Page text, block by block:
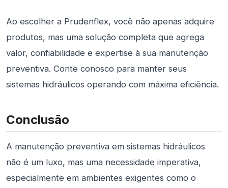
Ao escolher a Prudenflex, você não apenas adquire
produtos, mas uma solução completa que agrega
valor, confiabilidade e expertise à sua manutenção
preventiva. Conte conosco para manter seus
sistemas hidráulicos operando com máxima eficiência.
Conclusão
A manutenção preventiva em sistemas hidráulicos
não é um luxo, mas uma necessidade imperativa,
especialmente em ambientes exigentes como o